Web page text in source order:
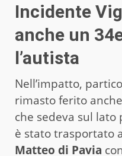
Incidente
anche un
l’autista
Nell’impatto,
rimasto ferito
che sedeva sul lato
è stato trasportato
Matteo di Pavia